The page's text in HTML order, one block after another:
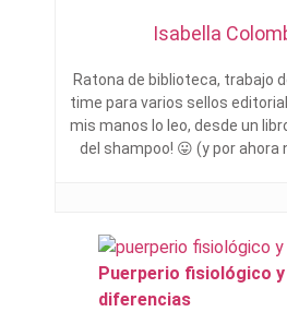
Isabella
Ratona de biblioteca, trabajo
time para varios sellos
mis manos lo leo, desde un
del shampoo! 😛 (y por ahora
Puerperio fisiológico
diferencias